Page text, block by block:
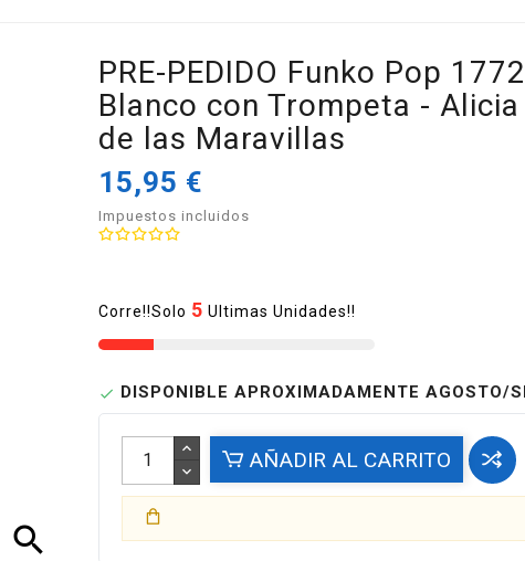
search
PRE-PEDIDO Funko Pop
Blanco con Trompeta -
de las Maravillas
15,95 €
Impuestos incluidos
Corre!!Solo 5 Ultimas Unidades!!
 DISPONIBLE APROXIMADAMENTE AGOSTO/
AÑADIR AL CARRITO